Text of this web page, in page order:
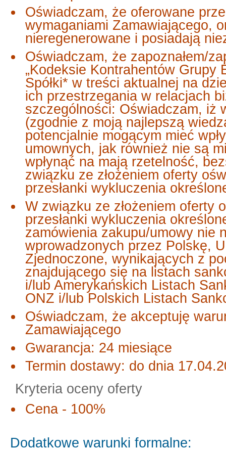
Oświadczam, że oferowane
wymaganiami Zamawiającego,
nieregenerowane i posiadają
Oświadczam, że zapoznałem/
„Kodeksie Kontrahentów Grupy
Spółki* w treści aktualnej na
ich przestrzegania w relacjach
szczególności: Oświadczam, iż
(zgodnie z moją najlepszą
potencjalnie mogącym mieć
umownych, jak również nie są
wpłynąć na mają rzetelność,
związku ze złożeniem oferty
przesłanki wykluczenia
W związku ze złożeniem oferty
przesłanki wykluczenia
zamówienia zakupu/umowy nie
wprowadzonych przez Polskę,
Zjednoczone, wynikających z
znajdującego się na listach
i/lub Amerykańskich Listach
ONZ i/lub Polskich Listach
Oświadczam, że akceptuję
Zamawiającego
Gwarancja: 24 miesiące
Termin dostawy: do dnia
Kryteria oceny oferty
Cena - 100%
Dodatkowe warunki formalne: